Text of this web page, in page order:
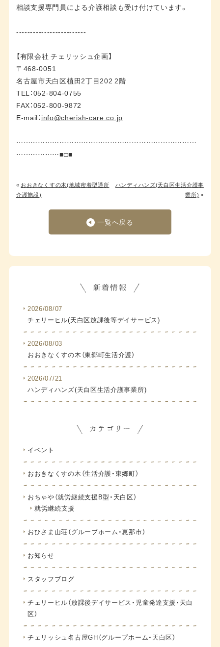
相談支援専門員による介護相談も受け付けています。
-------------------------
【有限会社 チェリッシュ企画】
〒468-0051
名古屋市天白区植田2丁目202 2階
TEL：052-804-0755
FAX：052-800-9872
E-mail： info@cherish-care.co.jp
…………………………………………………………………
………………■□■
« おおきなくすの木(地域密着型通所
介護施設)
ハンディハンズ(天白区生活介護事
業所) »
一覧へ戻る
2026/08/07
チェリーヒル(天白区放課後等デイサービス)
2026/08/03
おおきなくすの木（東郷町生活介護）
2026/07/21
ハンディハンズ(天白区生活介護事業所)
イベント
おおきなくすの木（生活介護・東郷町）
おちゃや（就労継続支援B型・天白区）
就労継続支援
おひさま山荘（グループホーム・恵那市）
お知らせ
スタッフブログ
チェリーヒル（放課後デイサービス・児童発達支援・天白
区）
チェリッシュ名古屋GH（グループホーム・天白区）